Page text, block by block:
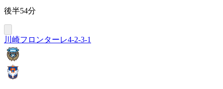
後半54分
川崎フロンターレ4-2-3-1